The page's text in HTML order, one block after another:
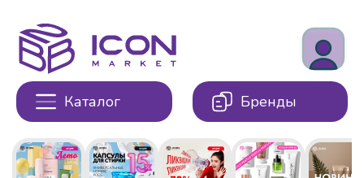
Каталог Бренды